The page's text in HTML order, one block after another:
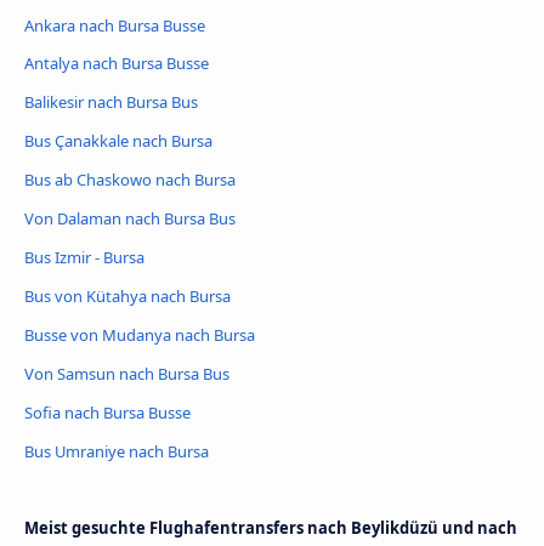
Ankara nach Bursa Busse
Antalya nach Bursa Busse
Balikesir nach Bursa Bus
Bus Çanakkale nach Bursa
Bus ab Chaskowo nach Bursa
Von Dalaman nach Bursa Bus
Bus Izmir - Bursa
Bus von Kütahya nach Bursa
Busse von Mudanya nach Bursa
Von Samsun nach Bursa Bus
Sofia nach Bursa Busse
Bus Umraniye nach Bursa
Meist gesuchte Flughafentransfers nach Beylikdüzü und nach